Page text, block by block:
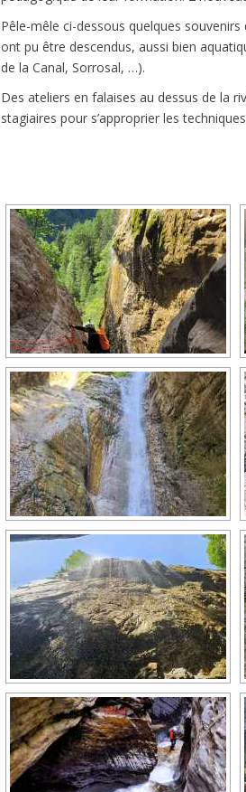
Pêle-mêle ci-dessous quelques
ont pu être descendus, aussi bien
de la Canal, Sorrosal, …).
Des ateliers en falaises au dessus de la
stagiaires pour s’approprier les